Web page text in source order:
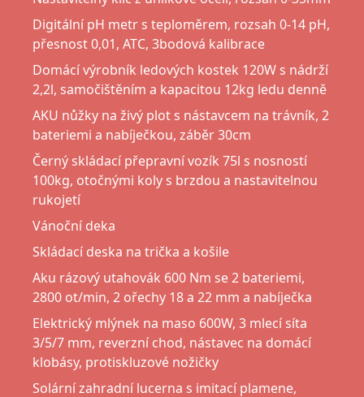
Digitální pH metr s teploměrem, rozsah 0-14 pH,
přesnost 0,01, ATC, 3bodová kalibrace
Domácí výrobník ledových kostek 120W s nádrží
2,2l, samočištěním a kapacitou 12kg ledu denně
AKU nůžky na živý plot s nástavcem na trávník, 2
bateriemi a nabíječkou, záběr 30cm
Černý skládací přepravní vozík 75l s nosností
100kg, otočnými koly s brzdou a nastavitelnou
rukojetí
Vánoční deka
Skládací deska na trička a košile
Aku rázový utahovák 600 Nm se 2 bateriemi,
2800 ot/min, 2 ořechy 18 a 22 mm a nabíječka
Elektrický mlýnek na maso 600W, 3 mlecí síta
3/5/7 mm, reverzní chod, nástavec na domácí
klobásy, protiskluzové nožičky
Solární zahradní lucerna s imitací plamene,